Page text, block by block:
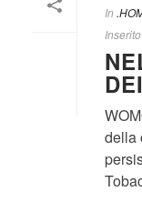
In
della